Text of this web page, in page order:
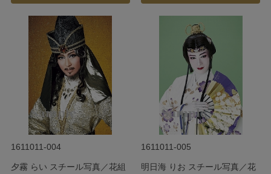
1611011-004
夕霧 らい スチール写真／花組
1611011-005
明日海 りお スチール写真／花